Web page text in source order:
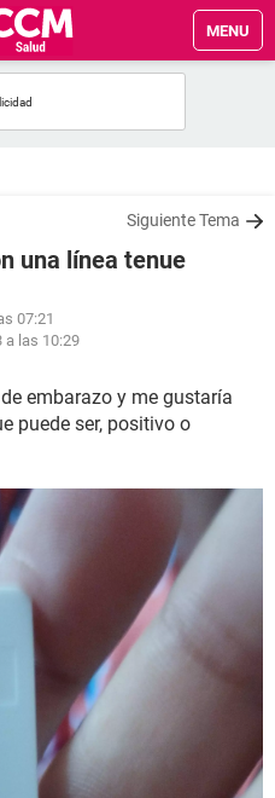
MENU
Siguiente Tema
una línea tenue
07:21
a las 10:29
embarazo y me gustaría
puede ser, positivo o